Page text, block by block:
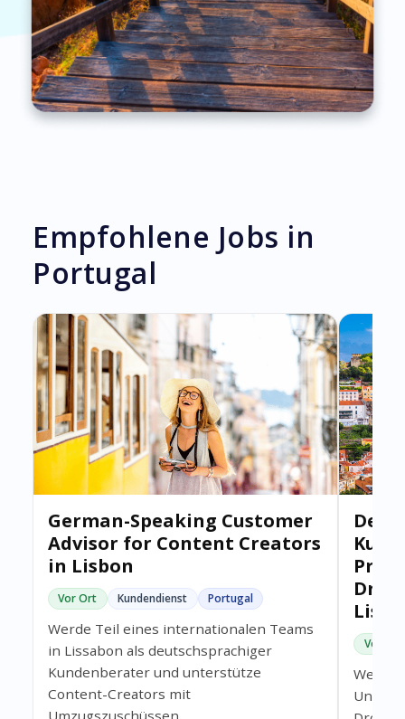
Empfohlene Jobs in
Portugal
German-Speaking Customer
Advisor for Content Creators
in Lisbon
Vor Ort Kundendienst Portugal
Werde Teil eines internationalen Teams
in Lissabon als deutschsprachiger
Kundenberater und unterstütze
Content-Creators mit
Umzugszuschüssen.
Vor Ort
Werde